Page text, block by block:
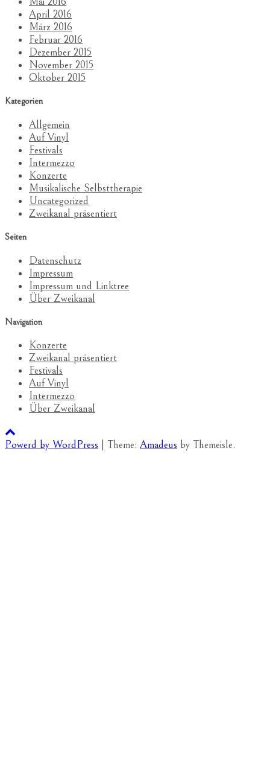
April 2016
März 2016
Februar 2016
Dezember 2015
November 2015
Oktober 2015
Kategorien
Allgemein
Auf Vinyl
Festivals
Intermezzo
Konzerte
Musikalische Selbsttherapie
Uncategorized
Zweikanal präsentiert
Seiten
Datenschutz
Impressum
Impressum und Linktree
Über Zweikanal
Navigation
Konzerte
Zweikanal präsentiert
Festivals
Auf Vinyl
Intermezzo
Über Zweikanal
Powerd by WordPress Theme: Amadeus by Themeisle.